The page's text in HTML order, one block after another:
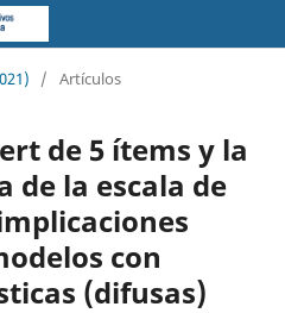
/ Artículos
de 5 ítems y la
de la escala de
con
(difusas)